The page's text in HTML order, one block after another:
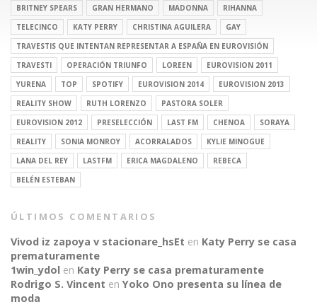
BRITNEY SPEARS
GRAN HERMANO MADONNA
RIHANNA
TELECINCO
KATY PERRY CHRISTINA AGUILERA
GAY
TRAVESTIS QUE INTENTAN REPRESENTAR A ESPAÑA EN EUROVISIÓN
TRAVESTI
OPERACIÓN TRIUNFO LOREEN
EUROVISION 2011
YURENA
TOP SPOTIFY EUROVISION 2014
EUROVISION 2013
REALITY SHOW
RUTH LORENZO
PASTORA SOLER
EUROVISION 2012
PRESELECCIÓN LAST FM CHENOA
SORAYA
REALITY
SONIA MONROY ACORRALADOS
KYLIE MINOGUE
LANA DEL REY
LASTFM ERICA MAGDALENO
REBECA
BELÉN ESTEBAN
ÚLTIMOS COMENTARIOS
Vivod iz zapoya v stacionare_hsEt en Katy Perry se casa
prematuramente
1win_ydol en Katy Perry se casa prematuramente
Rodrigo S. Vincent en Yoko Ono presenta su línea de
moda